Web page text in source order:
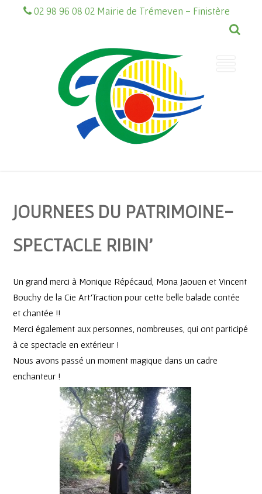
02 98 96 08 02 Mairie de Trémeven - Finistère
JOURNEES DU PATRIMOINE-
SPECTACLE RIBIN’
Un grand merci à Monique Répécaud, Mona Jaouen et Vincent
Bouchy de la Cie Art’Traction pour cette belle balade contée
et chantée !!
Merci également aux personnes, nombreuses, qui ont participé
à ce spectacle en extérieur !
Nous avons passé un moment magique dans un cadre
enchanteur !